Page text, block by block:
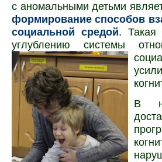
с аномальными детьми
формирование способов
социальной средой. Такая
углублению системы
В